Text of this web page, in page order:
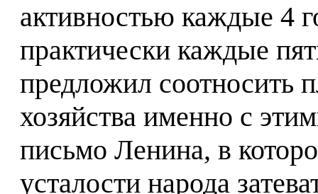
активностью каждые 4
практически каждые
предложил соотносить
хозяйства именно с
письмо Ленина, в
усталости народа